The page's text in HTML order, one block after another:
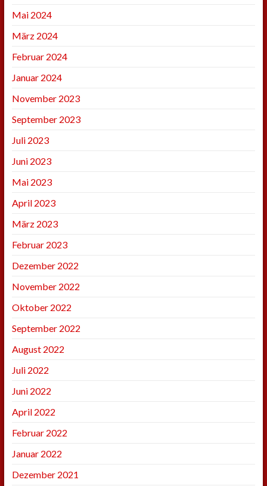
Mai 2024
März 2024
Februar 2024
Januar 2024
November 2023
September 2023
Juli 2023
Juni 2023
Mai 2023
April 2023
März 2023
Februar 2023
Dezember 2022
November 2022
Oktober 2022
September 2022
August 2022
Juli 2022
Juni 2022
April 2022
Februar 2022
Januar 2022
Dezember 2021